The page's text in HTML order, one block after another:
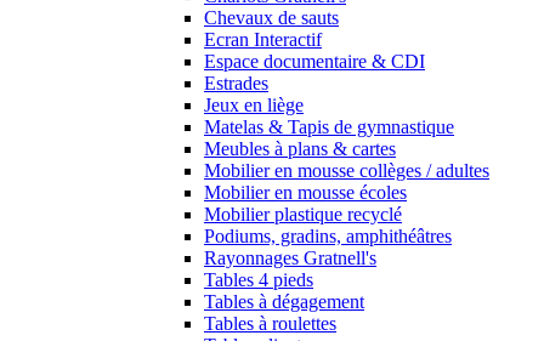
Chevaux de sauts
Ecran Interactif
Espace documentaire & CDI
Estrades
Jeux en liège
Matelas & Tapis de gymnastique
Meubles à plans & cartes
Mobilier en mousse collèges / adultes
Mobilier en mousse écoles
Mobilier plastique recyclé
Podiums, gradins, amphithéâtres
Rayonnages Gratnell's
Tables 4 pieds
Tables à dégagement
Tables à roulettes